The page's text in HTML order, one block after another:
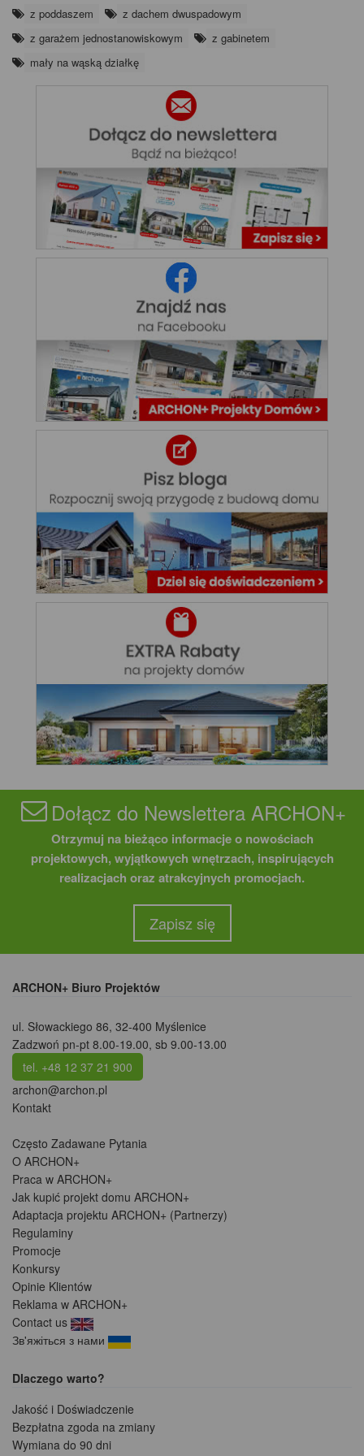
z poddaszem
z dachem dwuspadowym
z garażem jednostanowiskowym
z gabinetem
mały na wąską działkę
Dołącz do Newslettera ARCHON+
Otrzymuj na bieżąco informacje o nowościach
projektowych, wyjątkowych wnętrzach, inspirujących
realizacjach oraz atrakcyjnych promocjach.
Zapisz się
ARCHON+ Biuro Projektów
ul. Słowackiego 86, 32-400 Myślenice
Zadzwoń pn-pt 8.00-19.00, sb 9.00-13.00
tel. +48 12 37 21 900
archon@archon.pl
Kontakt
Często Zadawane Pytania
O ARCHON+
Praca w ARCHON+
Jak kupić projekt domu ARCHON+
Adaptacja projektu ARCHON+ (Partnerzy)
Regulaminy
Promocje
Konkursy
Opinie Klientów
Reklama w ARCHON+
Contact us
Зв'яжіться з нами
Dlaczego warto?
Jakość i Doświadczenie
Bezpłatna zgoda na zmiany
Wymiana do 90 dni